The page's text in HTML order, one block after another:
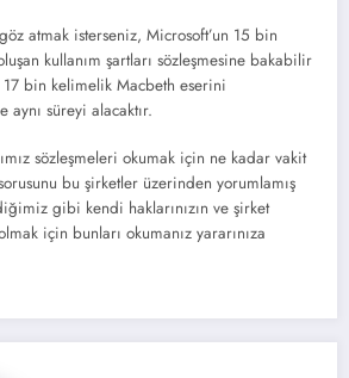
atmak isterseniz, Microsoft’un 15 bin
kullanım şartları sözleşmesine bakabilir
17 bin kelimelik Macbeth eserini
süreyi alacaktır.
sözleşmeleri okumak için ne kadar vakit
bu şirketler üzerinden yorumlamış
gibi kendi haklarınızın ve şirket
için bunları okumanız yararınıza